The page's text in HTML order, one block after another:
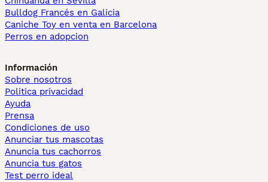
Bulldog Francés en Galicia
Caniche Toy en venta en Barcelona
Perros en adopcion
Información
Sobre nosotros
Politica privacidad
Ayuda
Prensa
Condiciones de uso
Anunciar tus mascotas
Anuncia tus cachorros
Anuncia tus gatos
Test perro ideal